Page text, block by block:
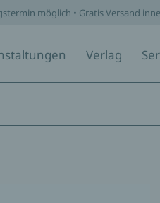
möglich • Gratis Versand
Verlag